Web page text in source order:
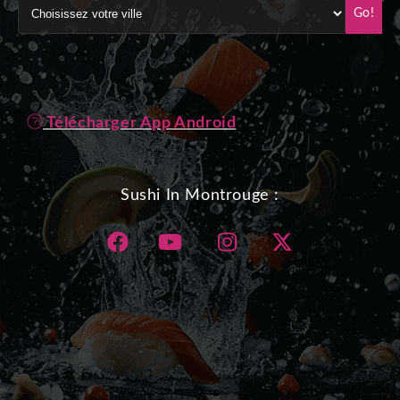
Go!
Télécharger App Android
Sushi In Montrouge :